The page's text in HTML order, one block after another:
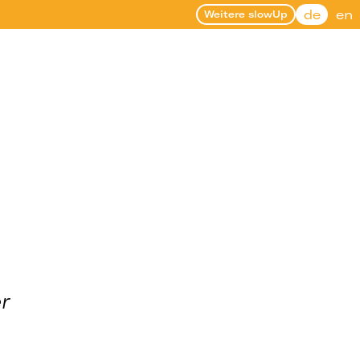
Weitere slowUp de en